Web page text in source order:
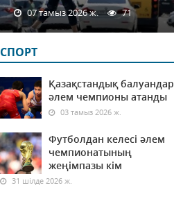
07 тамыз 2026 ж. 71
СПОРТ
Қазақстандық балуандар
әлем чемпионы атанды
03 тамыз 2026 ж.
Футболдан келесі әлем
чемпионатының
жеңімпазы кім
31 шілде 2026 ж.